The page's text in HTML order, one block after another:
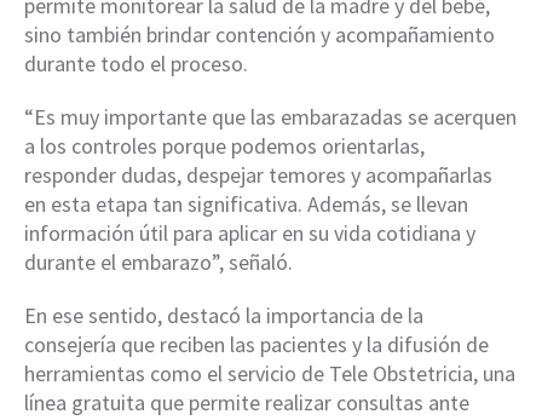
permite monitorear la salud de la madre y del bebé,
sino también brindar contención y acompañamiento
durante todo el proceso.
“Es muy importante que las embarazadas se acerquen
a los controles porque podemos orientarlas,
responder dudas, despejar temores y acompañarlas
en esta etapa tan significativa. Además, se llevan
información útil para aplicar en su vida cotidiana y
durante el embarazo”, señaló.
En ese sentido, destacó la importancia de la
consejería que reciben las pacientes y la difusión de
herramientas como el servicio de Tele Obstetricia, una
línea gratuita que permite realizar consultas ante